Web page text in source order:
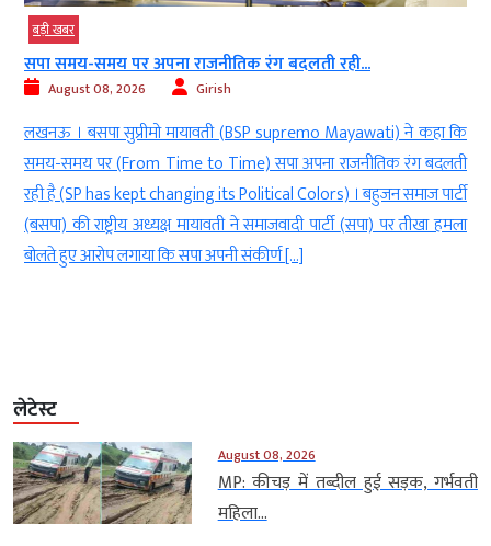
बड़ी खबर
सपा समय-समय पर अपना राजनीतिक रंग बदलती रही...
August 08, 2026 Girish
लखनऊ । बसपा सुप्रीमो मायावती (BSP supremo Mayawati) ने कहा कि
समय-समय पर (From Time to Time) सपा अपना राजनीतिक रंग बदलती
रही है (SP has kept changing its Political Colors) । बहुजन समाज पार्टी
(बसपा) की राष्ट्रीय अध्यक्ष मायावती ने समाजवादी पार्टी (सपा) पर तीखा हमला
बोलते हुए आरोप लगाया कि सपा अपनी संकीर्ण […]
लेटेस्ट
August 08, 2026
MP: कीचड़ में तब्दील हुई सड़क, गर्भवती
महिला...